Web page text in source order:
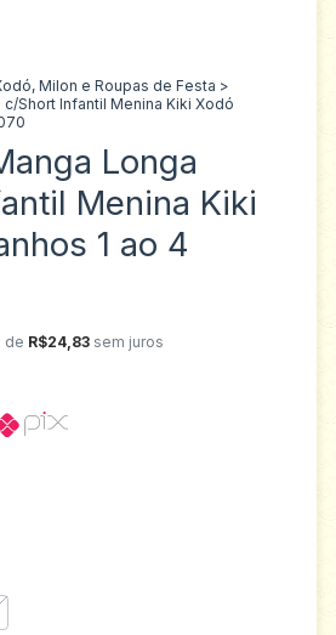
Milon e Roupas de Festa >
Short Infantil Menina Kiki Xodó
Longa
Menina Kiki
1 ao 4
de R$24,83 sem juros